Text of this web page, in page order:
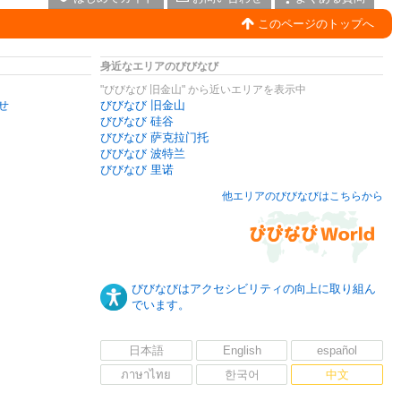
このページのトップへ
身近なエリアのびびなび
"びびなび 旧金山" から近いエリアを表示中
びびなび 旧金山
びびなび 硅谷
びびなび 萨克拉门托
びびなび 波特兰
びびなび 里诺
他エリアのびびなびはこちらから
びびなびはアクセシビリティの向上に取り組ん
でいます。
日本語 English
español
ภาษาไทย
한국어 中文